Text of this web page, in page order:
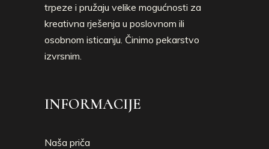
trpeze i pružaju velike mogućnosti za
kreativna rješenja u poslovnom ili
osobnom isticanju. Činimo pekarstvo
izvrsnim.
INFORMACIJE
Naša priča